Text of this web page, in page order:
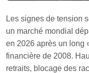
Les signes de tension
un marché mondial
en 2026 après un long
financière de 2008.
retraits, blocage des